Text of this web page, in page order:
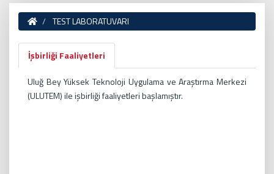
TEST LABORATUVARI
İşbirliği Faaliyetleri
Uluğ Bey Yüksek Teknoloji Uygulama ve Araştırma Merkezi
(ULUTEM) ile işbirliği faaliyetleri başlamıştır.